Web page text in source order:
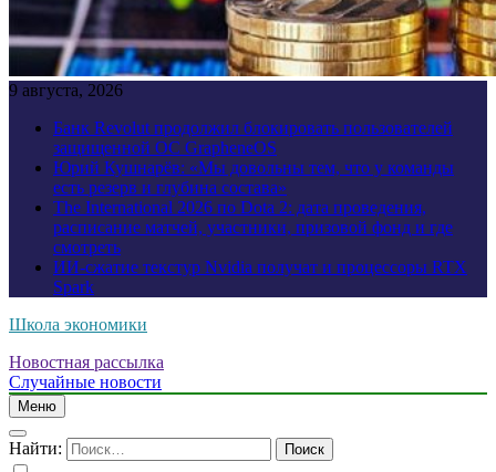
9 августа, 2026
Банк Revolut продолжил блокировать пользователей
защищенной ОС GrapheneOS
Юрий Кушнарёв: «Мы довольны тем, что у команды
есть резерв и глубина состава»
The International 2026 по Dota 2: дата проведения,
расписание матчей, участники, призовой фонд и где
смотреть
ИИ-сжатие текстур Nvidia получат и процессоры RTX
Spark
Школа экономики
Новостная рассылка
Случайные новости
Меню
Найти: